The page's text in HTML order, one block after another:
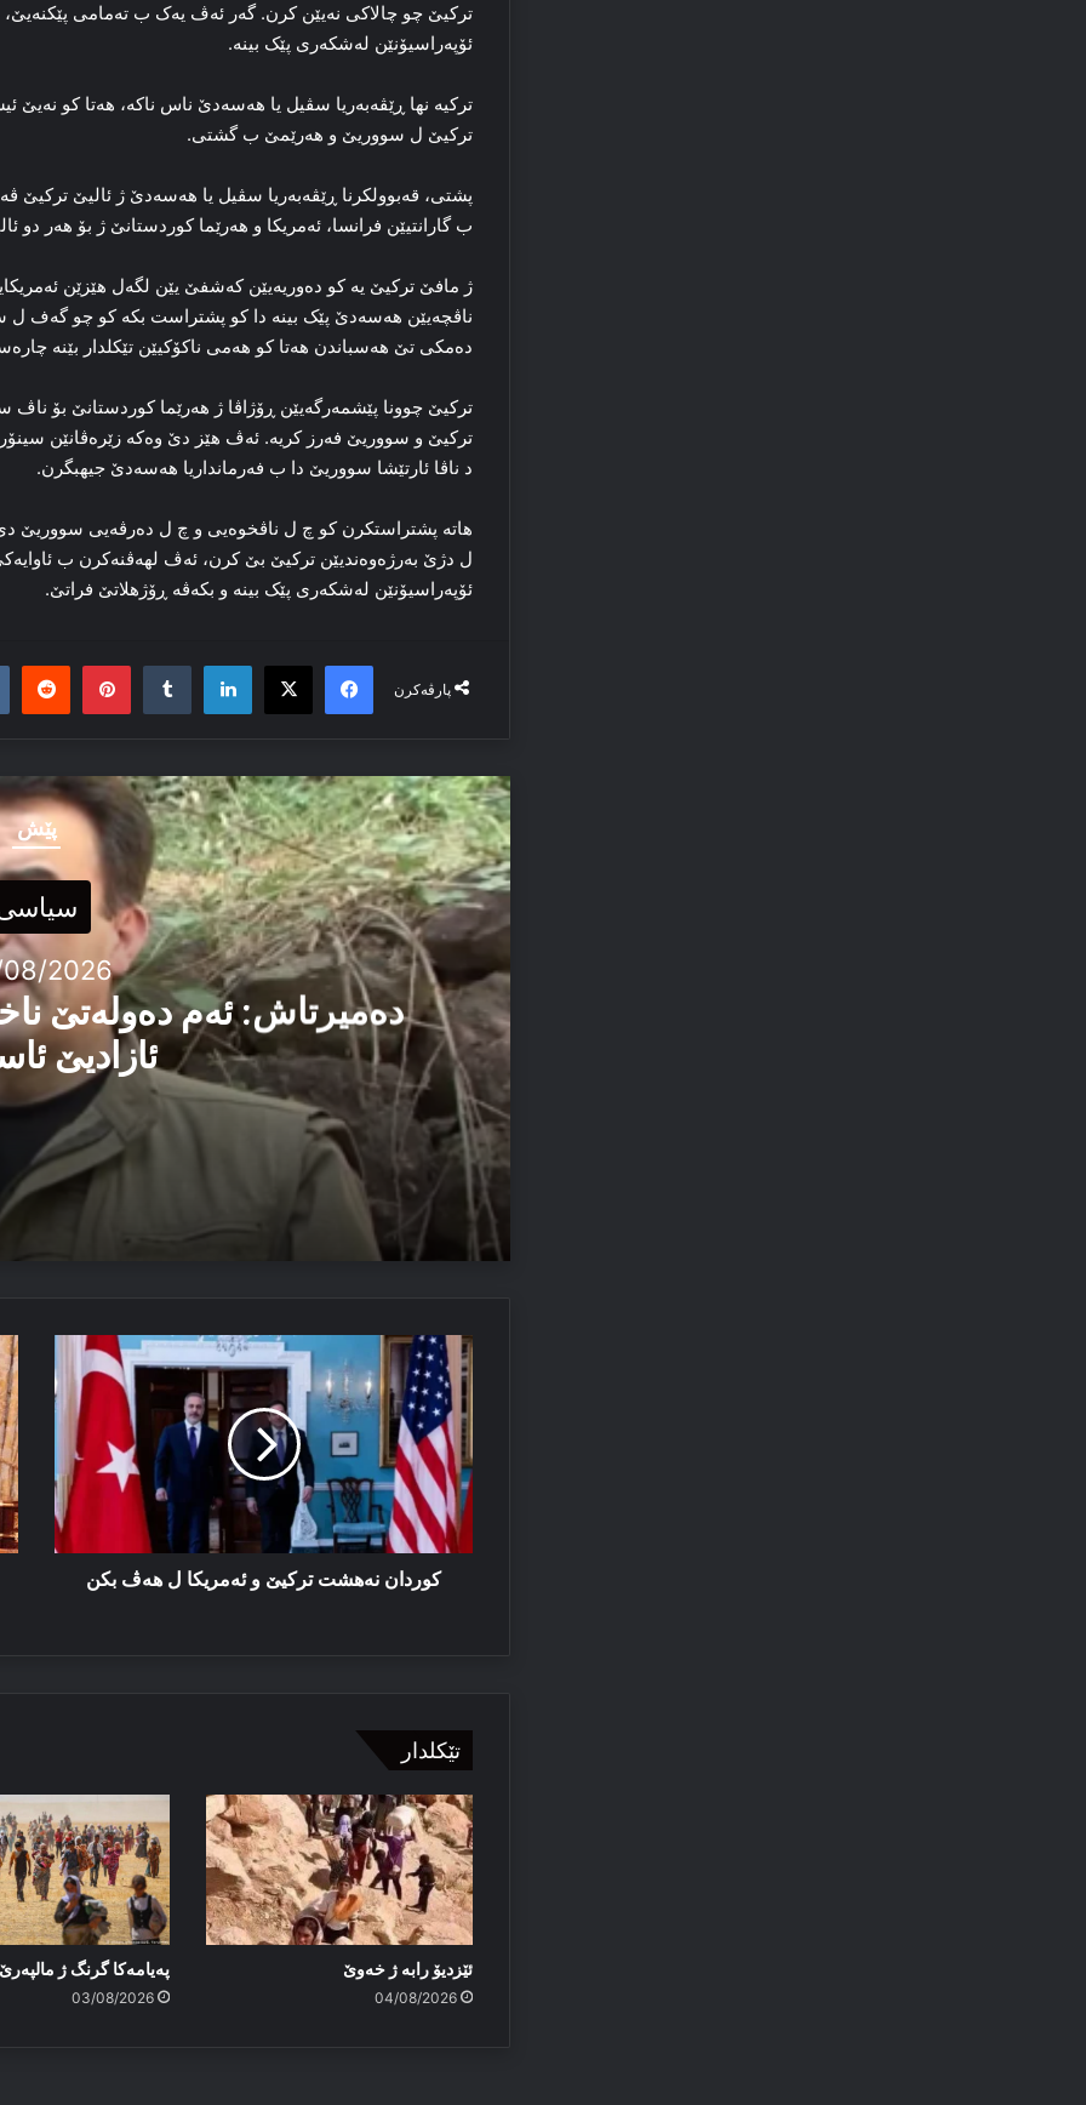
ترکیێ چو چالاکی نه‌یێن کرن. گه‌ر ئه‌ڤ یه‌ک ب ته‌مامی پێکنه‌یێ،
ئۆپه‌راسیۆنێن له‌شکه‌ری پێک بینه‌.
ترکیە نها ڕێڤه‌به‌ریا سڤیل یا هەسەدێ ناس ناکه‌، هه‌تا کو نه‌یێ
ترکیێ ل سووریێ و هه‌رێمێ ب گشتی.
پشتی، قه‌بوولکرنا ڕێڤه‌به‌ریا سڤیل یا هەسەدێ ژ ئالیێ
ب گارانتیێن فرانسا، ئەمریکا و هه‌رێما کوردستانێ ژ بۆ هه‌ر دو
ژ مافێ ترکیێ یه‌ کو ده‌وریه‌یێن که‌شفێ یێن لگه‌ل هێزێن
ناڤچه‌یێن هەسەدێ پێک بینه‌ دا کو پشتراست بکه‌ کو چو گه‌ف ل
ده‌مکی تێ هه‌سباندن هه‌تا کو هه‌می ناکۆکیێن تێکلدار بێنه‌
ترکیێ چوونا پێشمه‌رگه‌یێن ڕۆژاڤا ژ هه‌رێما کوردستانێ بۆ
ترکیێ و سووریێ فه‌رز کریه‌. ئه‌ڤ هێز دێ وه‌که‌ زێره‌ڤانێن
د ناڤا ئارتێشا سووریێ دا ب فه‌رمانداریا هەسەدێ جیهبگرن.
هاته‌ پشتراستکرن کو چ ل ناڤخوەیی و چ ل ده‌رڤه‌یی سووریێ
ل دژێ به‌رژه‌وه‌ندیێن ترکیێ‌ بێ کرن، ئه‌ڤ لهه‌ڤنه‌کرن ب
ئۆپه‌راسیۆنێن له‌شکه‌ری پێک بینه‌ و بکه‌ڤه‌ ڕۆژهلاتێ فراتێ.
پارڤەکرن
Facebook
X
LinkedIn
Tumblr
پێش
2026
دەمیرتاش: ئەم دەولەتێ
ئازادیێ
06/08/2026
دەمیرتاش: ئەم دەولەتێ ناخوازن دەولەت ل پێشییا
مەسرور بارزانی: دڤێ ئەم هەموو ب هەڤ را کاربکنکوردان
نەهشت
ترکیێ
و
ئەمریکا
ل
هەڤ
بکن
کوردان نەهشت ترکیێ و ئەمریکا ل هەڤ بکن
تێکلدار
ئێزدیۆ رابە ژ خەوێ
04/08/2026
پەیامەكا گرنگ ژ
03/08/2026